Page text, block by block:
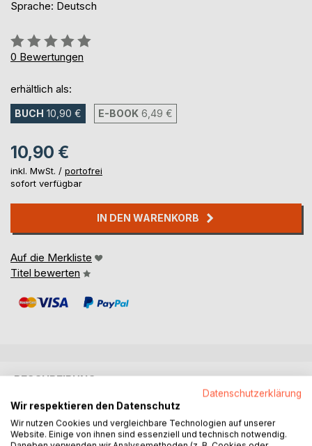
Sprache: Deutsch
Bewertung::
0%
0 Bewertungen
erhältlich als:
BUCH 10,90 € E-BOOK 6,49 €
10,90 €
inkl. MwSt. / portofrei
sofort verfügbar
IN DEN WARENKORB
Auf die Merkliste
Titel bewerten
BESCHREIBUNG
Trostlose Novemberstimmung im nebelverhangenen
Hausruckviertel. Ein Mann wird in einem Schuppen in dem
Datenschutzerklärung
Wir respektieren den Datenschutz
Wir nutzen Cookies und vergleichbare Technologien auf unserer
Website. Einige von ihnen sind essenziell und technisch notwendig.